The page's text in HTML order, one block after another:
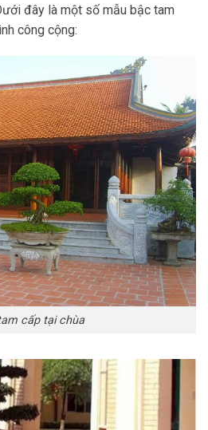
đây là một số mẫu bậc tam
công cộng:
cấp tại chùa